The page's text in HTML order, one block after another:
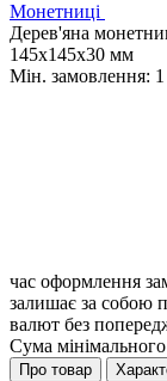
Монетниці
Дерев'яна
145х145х30 мм
Мін. замовлення: 1
час оформлення
залишає за собою
валют без
Сума
Про товар